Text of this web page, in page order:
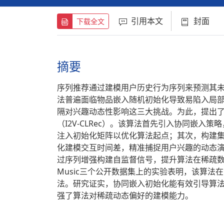
下载全文 引用本文 封面
摘要
序列推荐通过建模用户历史行为序列来预测其
法普遍面临物品嵌入随机初始化导致易陷入局
隔对兴趣动态性影响这三大挑战。为此，提出
（I2V-CLRec）。该算法首先引入协同嵌入
注入初始化矩阵以优化算法起点；其次，构建
化建模交互时间差，精准捕捉用户兴趣的动态
过序列增强构建自监督信号，提升算法在稀
Music三个公开数据集上的实验表明，该算法
法。研究证实，协同嵌入初始化能有效引导算
强了算法对稀疏动态偏好的建模能力。